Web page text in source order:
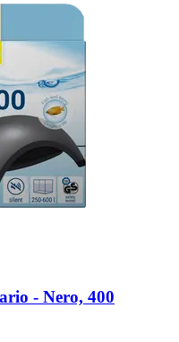
-​ Nero, 400